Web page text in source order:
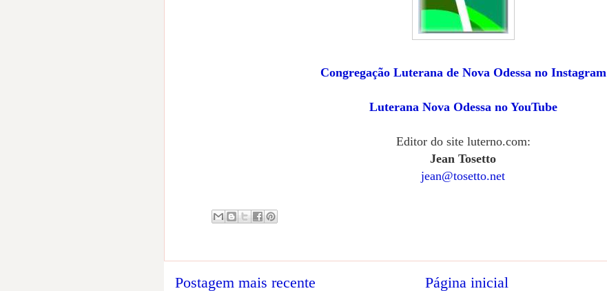
Congregação Luterana de Nova Odessa no Instagram
Luterana Nova Odessa no YouTube
Editor do site luterno.com:
Jean Tosetto
jean@tosetto.net
Postagem mais recente Página inicial